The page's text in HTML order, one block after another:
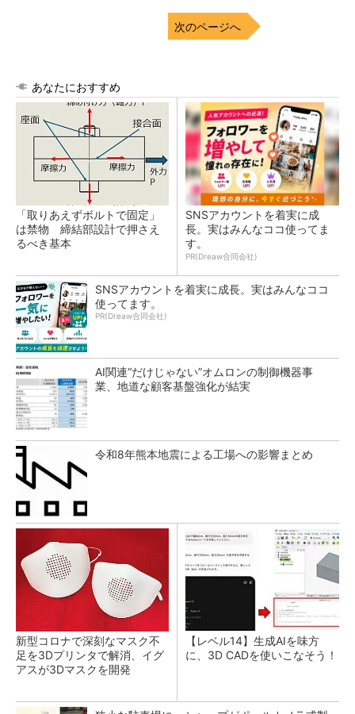
次のページへ
あなたにおすすめ
「取りあえずボルトで固定」
は禁物 締結部設計で押さえ
るべき基本
SNSアカウントを着実に成
長。実はみんなココ使ってま
す。
PR(Dreaw合同会社)
SNSアカウントを着実に成長。実はみんなココ
使ってます。
PR(Dreaw合同会社)
AI関連“だけじゃない”オムロンの制御機器事
業、地道な顧客基盤強化が結実
令和8年熊本地震による工場への影響まとめ
新型コロナで深刻なマスク不
足を3Dプリンタで解消、イグ
アスが3Dマスクを開発
【レベル14】生成AIを味方
に、3D CADを使いこなそう！